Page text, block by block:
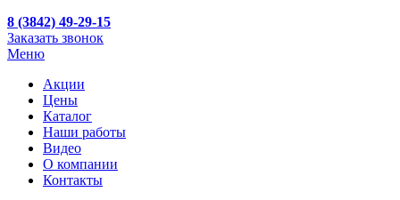
8 (3842) 49-29-15
Заказать звонок
Меню
Акции
Цены
Каталог
Наши работы
Видео
О компании
Контакты